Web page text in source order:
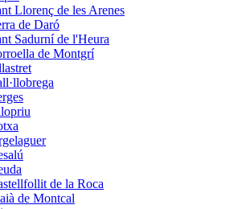
Llorenç de les Arenes
de Daró
Sadurní de l'Heura
de Montgrí
de la Roca
de Montcal